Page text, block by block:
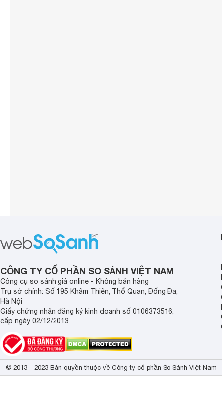
CÔNG TY CỔ PHẦN SO SÁNH VIỆT NAM
Công cụ so sánh giá online - Không bán hàng
Trụ sở chính: Số 195 Khâm Thiên, Thổ Quan, Đống Đa,
Hà Nội
Giấy chứng nhận đăng ký kinh doanh số 0106373516,
cấp ngày 02/12/2013
© 2013 - 2023 Bản quyền thuộc về Công ty cổ phần So Sánh Việt Nam